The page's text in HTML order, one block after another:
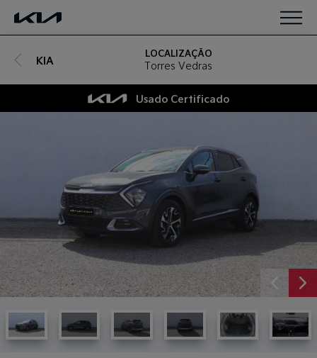
KIA LOCALIZAÇÃO
Torres Vedras
Usado Certificado